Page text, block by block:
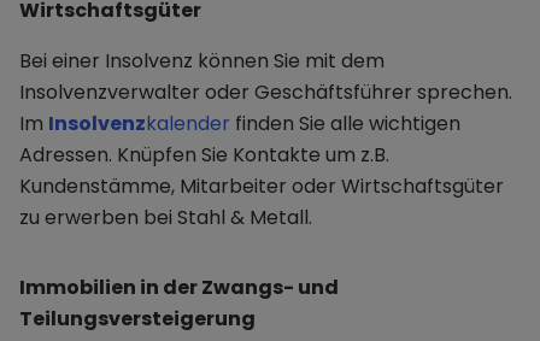
Wirtschaftsgüter
Bei einer Insolvenz können Sie mit dem
Insolvenzverwalter oder Geschäftsführer sprechen.
Im Insolvenzkalender finden Sie alle wichtigen
Adressen. Knüpfen Sie Kontakte um z.B.
Kundenstämme, Mitarbeiter oder Wirtschaftsgüter
zu erwerben bei Stahl & Metall.
Immobilien in der Zwangs- und
Teilungsversteigerung